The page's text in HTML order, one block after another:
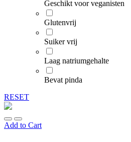
Geschikt voor veganisten
Glutenvrij
Suiker vrij
Laag natriumgehalte
Bevat pinda
RESET
Add to Cart